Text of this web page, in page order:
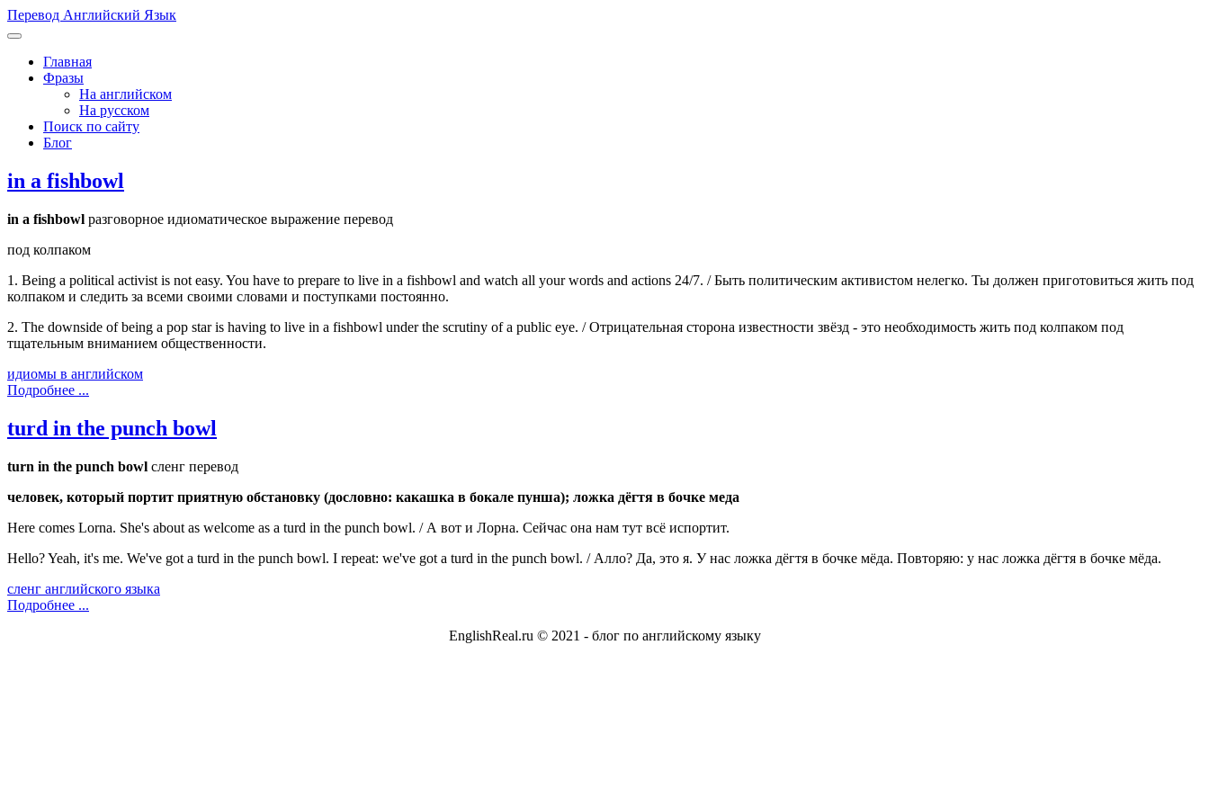
Перевод Английский Язык
Главная
Фразы
На английском
На русском
Поиск по сайту
Блог
in a fishbowl
in a fishbowl разговорное идиоматическое выражение перевод
под колпаком
1. Being a political activist is not easy. You have to prepare to live in a fishbowl and watch all your words and actions 24/7. / Быть политическим активистом нелегко. Ты должен приготовиться жить под
колпаком и следить за всеми своими словами и поступками постоянно.
2. The downside of being a pop star is having to live in a fishbowl under the scrutiny of a public eye. / Отрицательная сторона известности звёзд - это необходимость жить под колпаком под
тщательным вниманием общественности.
идиомы в английском
Подробнее ...
turd in the punch bowl
turn in the punch bowl сленг перевод
человек, который портит приятную обстановку (дословно: какашка в бокале пунша); ложка дёгтя в бочке меда
Here comes Lorna. She's about as welcome as a turd in the punch bowl. / А вот и Лорна. Сейчас она нам тут всё испортит.
Hello? Yeah, it's me. We've got a turd in the punch bowl. I repeat: we've got a turd in the punch bowl. / Алло? Да, это я. У нас ложка дёгтя в бочке мёда. Повторяю: у нас ложка дёгтя в бочке мёда.
сленг английского языка
Подробнее ...
EnglishReal.ru © 2021 - блог по английскому языку